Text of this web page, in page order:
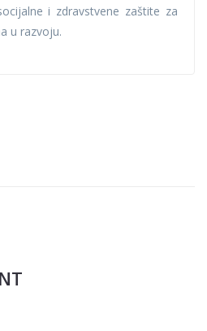
i zdravstvene zaštite za
u razvoju.